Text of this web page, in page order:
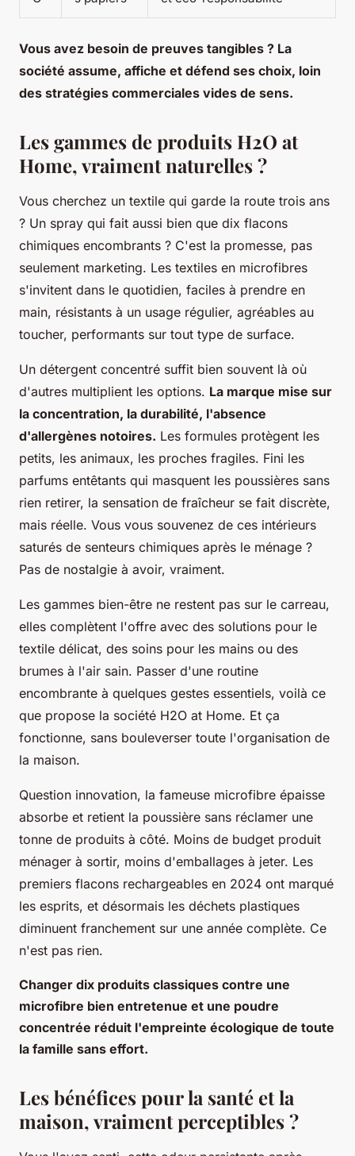
Vous avez besoin de preuves tangibles ? La
société assume, affiche et défend ses choix, loin
des stratégies commerciales vides de sens.
Les gammes de produits H2O at
Home, vraiment naturelles ?
Vous cherchez un textile qui garde la route trois ans
? Un spray qui fait aussi bien que dix flacons
chimiques encombrants ? C'est la promesse, pas
seulement marketing. Les textiles en microfibres
s'invitent dans le quotidien, faciles à prendre en
main, résistants à un usage régulier, agréables au
toucher, performants sur tout type de surface.
Un détergent concentré suffit bien souvent là où
d'autres multiplient les options. La marque mise sur
la concentration, la durabilité, l'absence
d'allergènes notoires. Les formules protègent les
petits, les animaux, les proches fragiles. Fini les
parfums entêtants qui masquent les poussières sans
rien retirer, la sensation de fraîcheur se fait discrète,
mais réelle. Vous vous souvenez de ces intérieurs
saturés de senteurs chimiques après le ménage ?
Pas de nostalgie à avoir, vraiment.
Les gammes bien-être ne restent pas sur le carreau,
elles complètent l'offre avec des solutions pour le
textile délicat, des soins pour les mains ou des
brumes à l'air sain. Passer d'une routine
encombrante à quelques gestes essentiels, voilà ce
que propose la société H2O at Home. Et ça
fonctionne, sans bouleverser toute l'organisation de
la maison.
Question innovation, la fameuse microfibre épaisse
absorbe et retient la poussière sans réclamer une
tonne de produits à côté. Moins de budget produit
ménager à sortir, moins d'emballages à jeter. Les
premiers flacons rechargeables en 2024 ont marqué
les esprits, et désormais les déchets plastiques
diminuent franchement sur une année complète. Ce
n'est pas rien.
Changer dix produits classiques contre une
microfibre bien entretenue et une poudre
concentrée réduit l'empreinte écologique de toute
la famille sans effort.
Les bénéfices pour la santé et la
maison, vraiment perceptibles ?